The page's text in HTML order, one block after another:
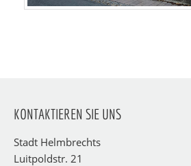
KONTAKTIEREN SIE UNS
Stadt Helmbrechts
Luitpoldstr. 21